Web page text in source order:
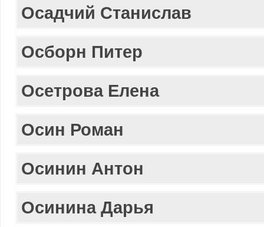
Осадчий Станислав
Осборн Питер
Осетрова Елена
Осин Роман
Осинин Антон
Осинина Дарья